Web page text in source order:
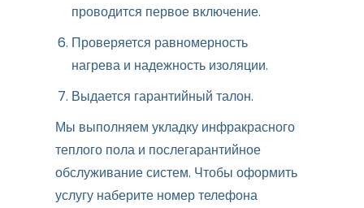
проводится первое включение.
Проверяется равномерность
нагрева и надежность изоляции.
Выдается гарантийный талон.
Мы выполняем укладку инфракрасного
теплого пола и послегарантийное
обслуживание систем. Чтобы оформить
услугу наберите номер телефона